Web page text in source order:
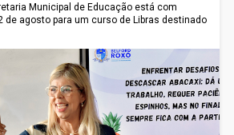
Municipal de Educação está com
de agosto para um curso de Libras destinado